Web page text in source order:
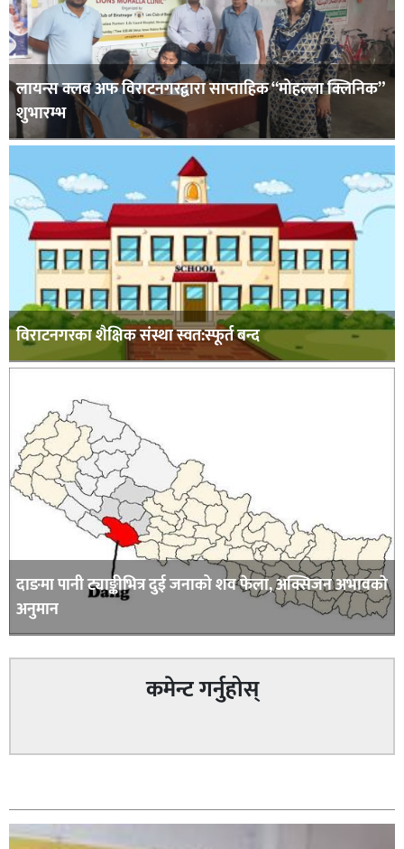
लायन्स क्लब अफ विराटनगरद्वारा साप्ताहिक “मोहल्ला क्लिनिक”
शुभारम्भ
विराटनगरका शैक्षिक संस्था स्वत:स्फूर्त बन्द
दाङमा पानी ट्याङ्कीभित्र दुई जनाको शव फेला, अक्सिजन अभावकाे
अनुमान
कमेन्ट गर्नुहोस्